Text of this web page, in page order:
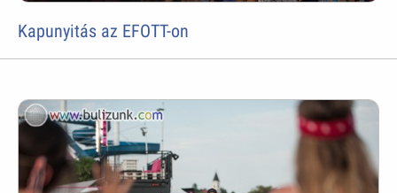
Kapunyitás az EFOTT-on